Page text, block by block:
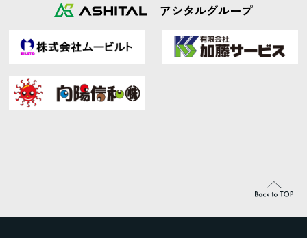
アシタルグループ